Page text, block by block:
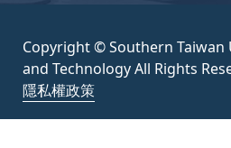
Copyright © Southern Taiwan
and Technology All Rights
隱私權政策